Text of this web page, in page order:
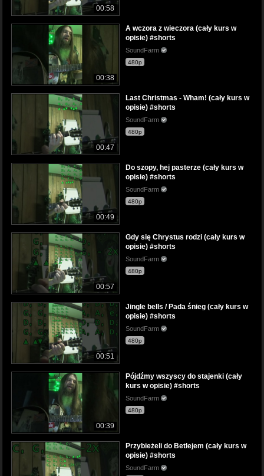
00:58
00:38
A wczora z wieczora (cały kurs w
opisie) #shorts
SoundFarm
480p
00:47
Last Christmas - Wham! (cały kurs w
opisie) #shorts
SoundFarm
480p
00:49
Do szopy, hej pasterze (cały kurs w
opisie) #shorts
SoundFarm
480p
00:57
Gdy się Chrystus rodzi (cały kurs w
opisie) #shorts
SoundFarm
480p
00:51
Jingle bells / Pada śnieg (cały kurs w
opisie) #shorts
SoundFarm
480p
00:39
Pójdźmy wszyscy do stajenki (cały
kurs w opisie) #shorts
SoundFarm
480p
Przybieżeli do Betlejem (cały kurs w
opisie) #shorts
SoundFarm